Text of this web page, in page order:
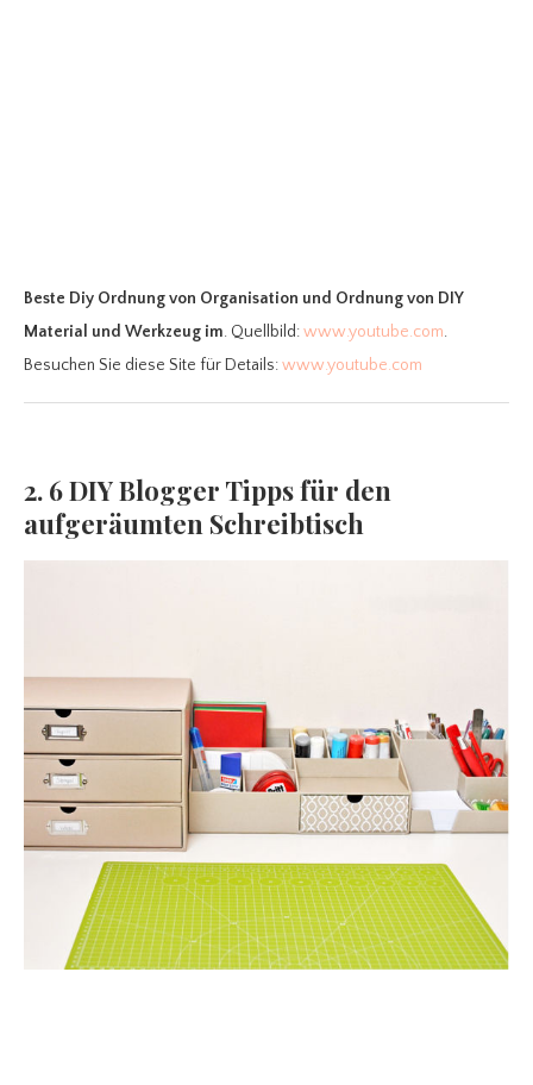
Beste Diy Ordnungvon Organisation und Ordnung von DIY
Material und Werkzeug im. Quellbild:www.youtube.com.
Besuchen Sie diese Site für Details:www.youtube.com
2. 6 DIY Blogger Tipps für den
aufgeräumten Schreibtisch